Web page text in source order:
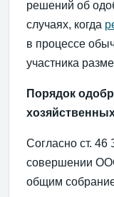
решений об
случаях, когда
в процессе
участника
Порядок
Согласно ст.
совершении
общим